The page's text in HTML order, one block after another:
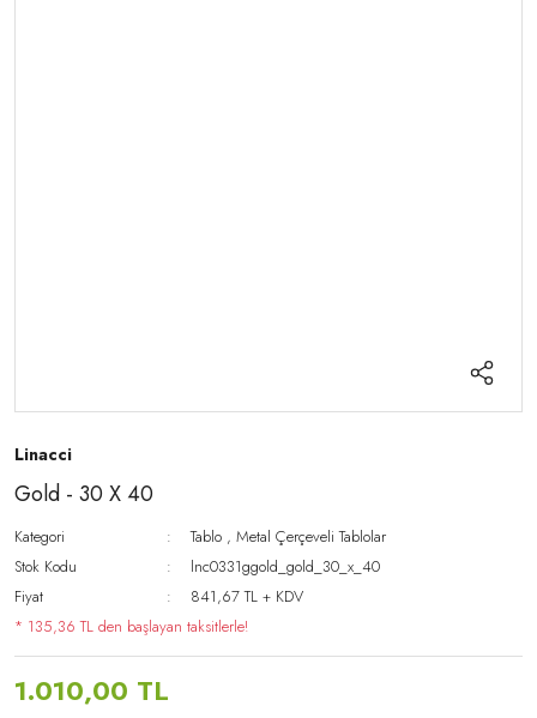
Linacci
Gold - 30 X 40
Kategori Tablo ,Metal Çerçeveli Tablolar
Stok Kodu
lnc0331ggold_gold_30_x_40
Fiyat
841,67 TL + KDV
* 135,36 TL den başlayan taksitlerle!
1.010,00 TL